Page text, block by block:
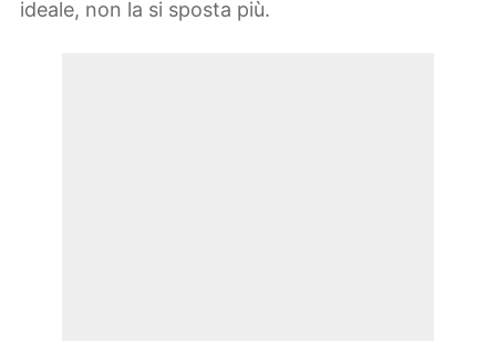
ideale, non la si sposta più.